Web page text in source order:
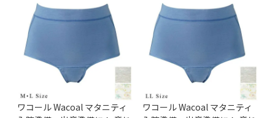
ワコール Wacoal マタニティ
ワコール Wacoal マタニティ